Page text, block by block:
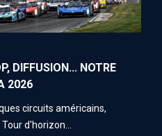
DIFFUSION... NOTRE
2026
circuits américains,
d'horizon...